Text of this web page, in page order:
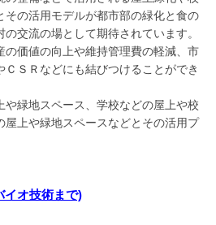
の活用モデルが都市部の緑化と食の
交流の場として期待されています。
価値の向上や維持管理費の軽減、市
ＳＲなどにも結びつけることができ
緑地スペース、学校などの屋上や校
上や緑地スペースなどとその活用プ
イオ技術まで)